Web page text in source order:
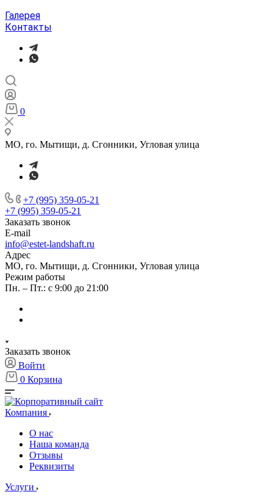
Галерея
Контакты
0
МО, го. Мытищи, д. Сгонники, Угловая улица
+7 (995) 359-05-21
+7 (995) 359-05-21
Заказать звонок
E-mail
info@estet-landshaft.ru
Адрес
МО, го. Мытищи, д. Сгонники, Угловая улица
Режим работы
Пн. – Пт.: с 9:00 до 21:00
Заказать звонок
Войти
0 Корзина
Компания
О нас
Наша команда
Отзывы
Реквизиты
Услуги